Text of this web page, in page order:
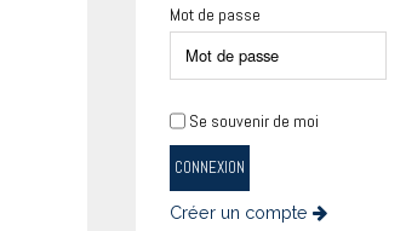
Mot de passe
Se souvenir de moi
CONNEXION
Créer un compte